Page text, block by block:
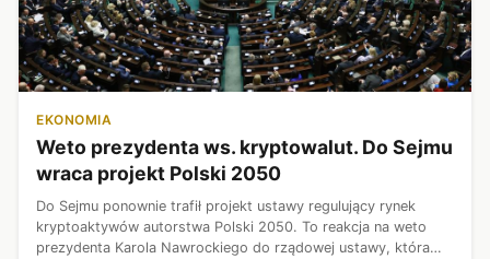
EKONOMIA
Weto prezydenta ws. kryptowalut. Do Sejmu
wraca projekt Polski 2050
Do Sejmu ponownie trafił projekt ustawy regulujący rynek
kryptoaktywów autorstwa Polski 2050. To reakcja na weto
prezydenta Karola Nawrockiego do rządowej ustawy, która